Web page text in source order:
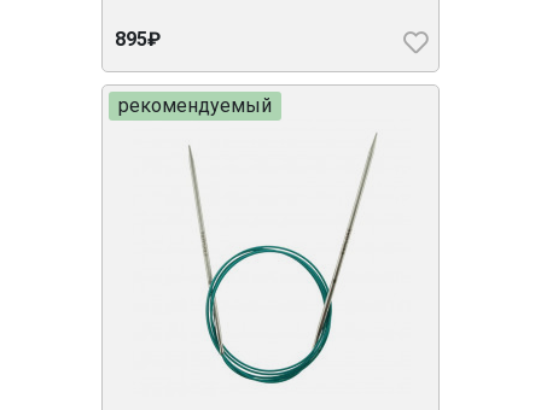
895₽
рекомендуемый